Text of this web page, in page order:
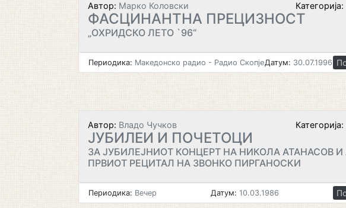
Автор: Марко Коловски Категорија:
ФАСЦИНАНТНА ПРЕЦИЗНОСТ
„ОХРИДСКО ЛЕТО `96“
Периодика: Македонско радио - Радио СкопјеДатум: 30.07.1996
Автор: Владо Чучков Категорија:
ЈУБИЛЕИ И ПОЧЕТОЦИ
ЗА ЈУБИЛЕЈНИОТ КОНЦЕРТ НА НИКОЛА АТАНАСОВ И
ПРВИОТ РЕЦИТАЛ НА ЗВОНКО ПИРГАНОСКИ
Периодика: Вечер Датум: 10.03.1986